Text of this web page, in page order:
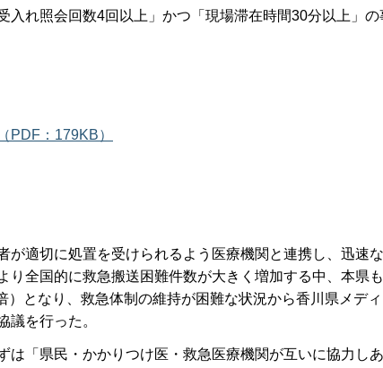
入れ照会回数4回以上」かつ「現場滞在時間30分以上」の
PDF：179KB）
が適切に処置を受けられるよう医療機関と連携し、迅速
り全国的に救急搬送困難件数が大きく増加する中、本県
）となり、救急体制の維持が困難な状況から香川県メデ
議を行った。
は「県民・かかりつけ医・救急医療機関が互いに協力し